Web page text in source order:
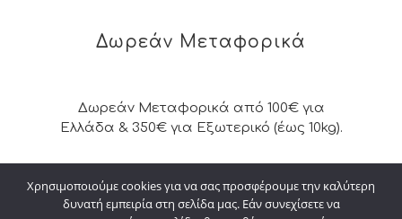
Δωρεάν Μεταφορικά
Δωρεάν Μεταφορικά από 100€ για
Ελλάδα & 350€ για Εξωτερικό (έως 10kg).
© 2026 Kalpakisdesign. All Rights Reserved. |
Χρησιμοποιούμε cookies για να σας προσφέρουμε την καλύτερη
δυνατή εμπειρία στη σελίδα μας. Εάν συνεχίσετε να